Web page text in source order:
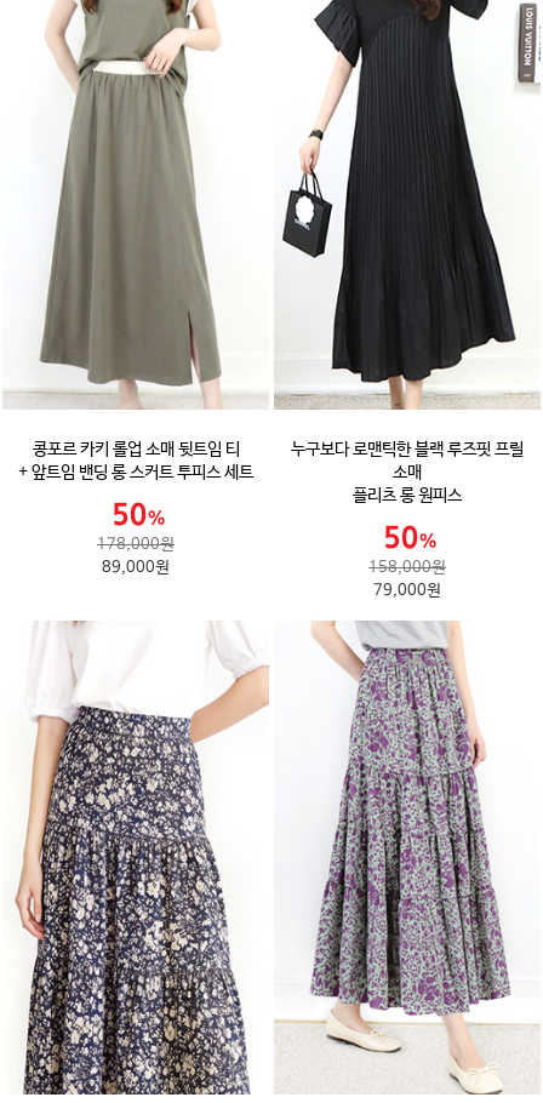
콩포르 카키 롤업 소매 뒷트임 티
+ 앞트임 밴딩 롱 스커트 투피스 세트
178,000원
89,000원
누구보다 로맨틱한 블랙 루즈핏 프릴
소매
플리츠 롱 원피스
158,000원
79,000원